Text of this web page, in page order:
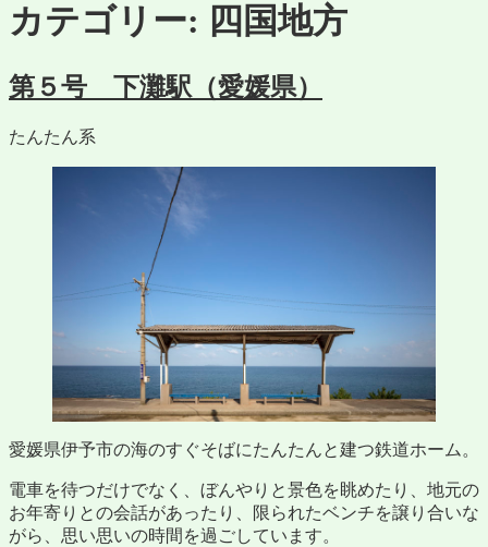
カテゴリー: 四国地方
第５号 下灘駅（愛媛県）
たんたん系
愛媛県伊予市の海のすぐそばにたんたんと建つ鉄道ホーム。
電車を待つだけでなく、ぼんやりと景色を眺めたり、地元の
お年寄りとの会話があったり、限られたベンチを譲り合いな
がら、思い思いの時間を過ごしています。